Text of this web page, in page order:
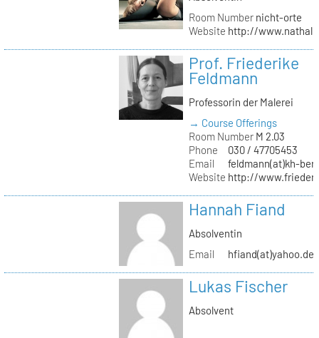
Room Numbernicht-orte
Website http://
Prof. Friederike
Feldmann
Professorin der Malerei
→ Course Offerings
Room NumberM 2.03
Phone
030 / 47705453
Email
feldmann(at)kh-
Website http://
Hannah Fiand
Absolventin
Email
hfiand(at)yahoo.de
Lukas Fischer
Absolvent